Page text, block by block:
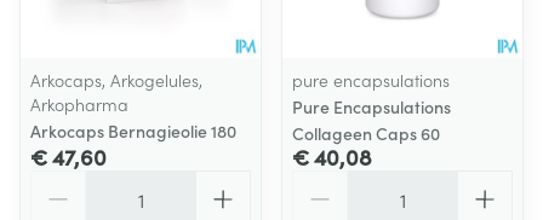
Arkocaps, Arkogelules,
Arkopharma
Arkocaps Bernagieolie 180
€ 47,60
pure encapsulations
Pure Encapsulations
Collageen Caps 60
€ 40,08